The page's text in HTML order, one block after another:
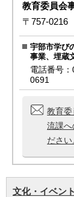
教育委員会
〒757-0216
宇部市学び
事業、埋蔵
電話番号
0691
教育
流課へ
ださい
文化・イベント